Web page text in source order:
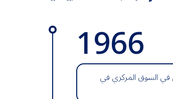
1966
في السوق المركزي في